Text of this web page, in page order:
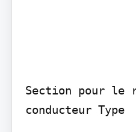
Section pour le
conducteur Type